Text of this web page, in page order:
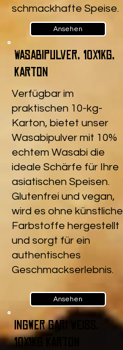
schmackhafte Speise.
Ansehen
Wasabipulver, 10x1kg,
Karton
Verfügbar im
praktischen 10-kg-
Karton, bietet unser
Wasabipulver mit 10%
echtem Wasabi die
ideale Schärfe für Ihre
asiatischen Speisen.
Glutenfrei und vegan,
wird es ohne künstliche
Farbstoffe hergestellt
und sorgt für ein
authentisches
Geschmackserlebnis.
Ansehen
Ingwer Gari Weiß,
10x1kg Karton